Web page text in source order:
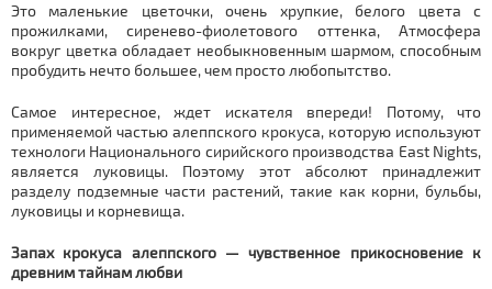
Это маленькие цветочки, очень хрупкие, белого цвета с
прожилками, сиренево-фиолетового оттенка, Атмосфера
вокруг цветка обладает необыкновенным шармом, способным
пробудить нечто большее, чем просто любопытство.
Самое интересное, ждет искателя впереди! Потому, что
применяемой частью алеппского крокуса, которую используют
технологи Национального сирийского производства East Nights,
является луковицы. Поэтому этот абсолют принадлежит
разделу подземные части растений, такие как корни, бульбы,
луковицы и корневища.
Запах крокуса алеппского — чувственное прикосновение к
древним тайнам любви